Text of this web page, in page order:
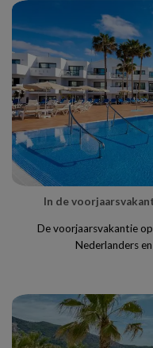
In de
De voorjaarsvakantie
Nederlanders